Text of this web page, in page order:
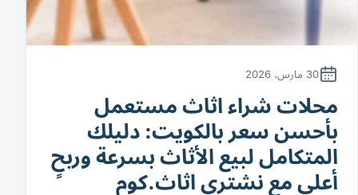
30 مارس، 2026
محلات شراء اثاث مستعمل
بأحسن سعر بالكويت: دليلك
المتكامل لبيع الأثاث بسرعة وربحٍ
أعلى مع نشتري اثاث.كوم